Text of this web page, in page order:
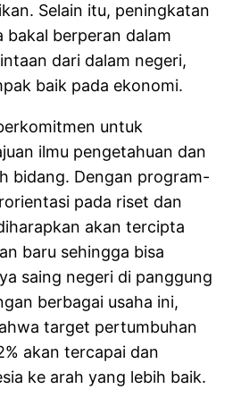
Selain itu, peningkatan
bakal berperan dalam
dari dalam negeri,
baik pada ekonomi.
untuk
ilmu pengetahuan dan
bidang. Dengan program-
pada riset dan
akan tercipta
baru sehingga bisa
saing negeri di panggung
berbagai usaha ini,
target pertumbuhan
akan tercapai dan
ke arah yang lebih baik.